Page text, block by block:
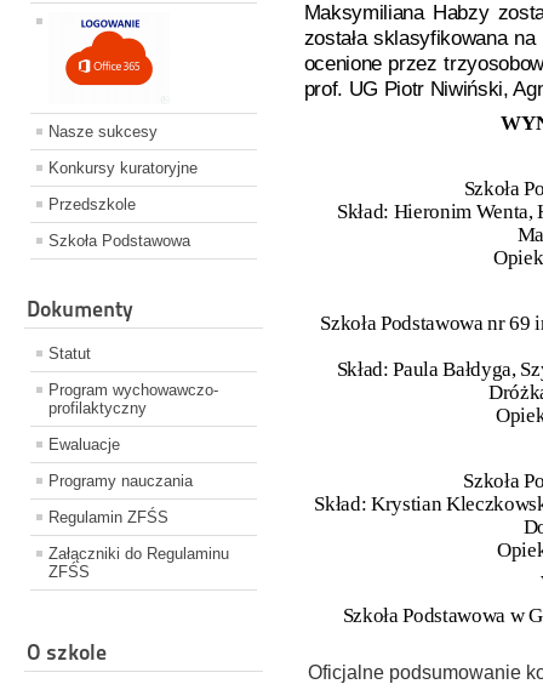
Nasze sukcesy
Konkursy kuratoryjne
Przedszkole
Szkoła Podstawowa
Dokumenty
Statut
Program wychowawczo-
profilaktyczny
Ewaluacje
Programy nauczania
Regulamin ZFŚS
Załączniki do Regulaminu
ZFŚS
O szkole
Maksymiliana Habzy
została sklasyfikowana
ocenione przez
prof. UG Piotr Niwiński,
Szkoła
Skład: Hieronim
Szkoła Podstawowa nr 69
Skład: Paula Bałdyga,
Szkoła
Skład: Krystian
Szkoła Podstawowa w
Oficjalne podsumowanie